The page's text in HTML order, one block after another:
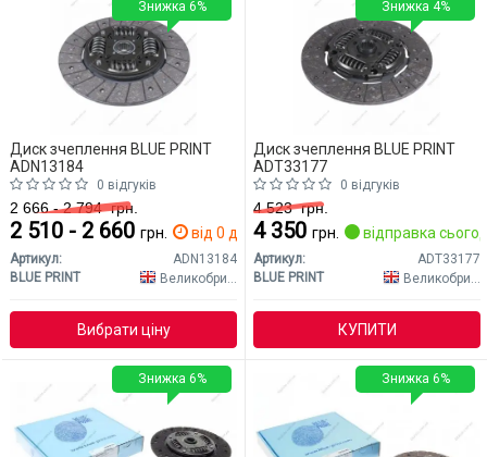
Диск зчеплення BLUE PRINT
ADN13184
0 відгуків
2 666 - 2 794грн.
2 510 - 2 660 грн. від 0 дн.
Артикул:
ADN13184
BLUE PRINT
Великобританія
Вибрати ціну
Знижка 6%
Диск зчеплення BLUE PRINT
ADT33177
0 відгуків
4 523грн.
4 350 грн. відправка
Артикул:
ADT33177
BLUE PRINT
Великобританія
КУПИТИ
Знижка 4%
Знижка 6% Знижка 6%